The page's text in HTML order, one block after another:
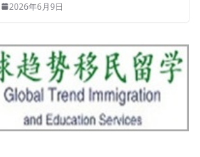
2026年6月9日